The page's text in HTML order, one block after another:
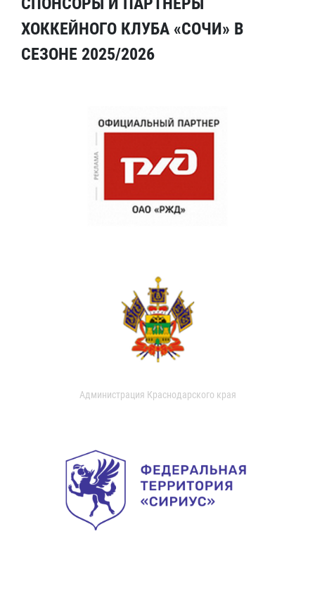
ХОККЕЙНОГО КЛУБА «СОЧИ» В
СЕЗОНЕ 2025/2026
Администрация Краснодарского края